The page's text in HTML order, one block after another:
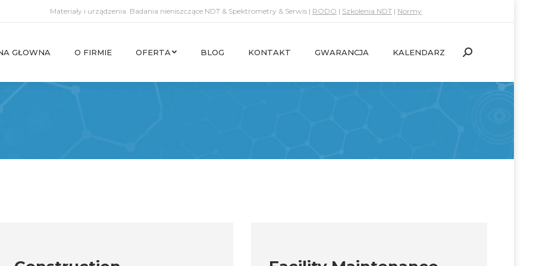
Materiały i urządzenia. Badania nieniszczące NDT & Spektrometry & Serwis | RODO | Szkolenia NDT | Normy
GŁOWNA O FIRMIE OFERTA BLOG KONTAKT GWARANCJA KALENDARZ Search: